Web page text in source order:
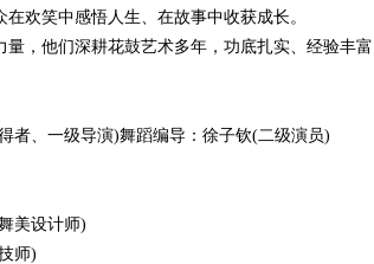
欢笑中感悟人生、在故事中收获成长。
他们深耕花鼓艺术多年，功底扎实、经验丰富
、一级导演)舞蹈编导：徐子钦(二级演员)
美设计师)
师)